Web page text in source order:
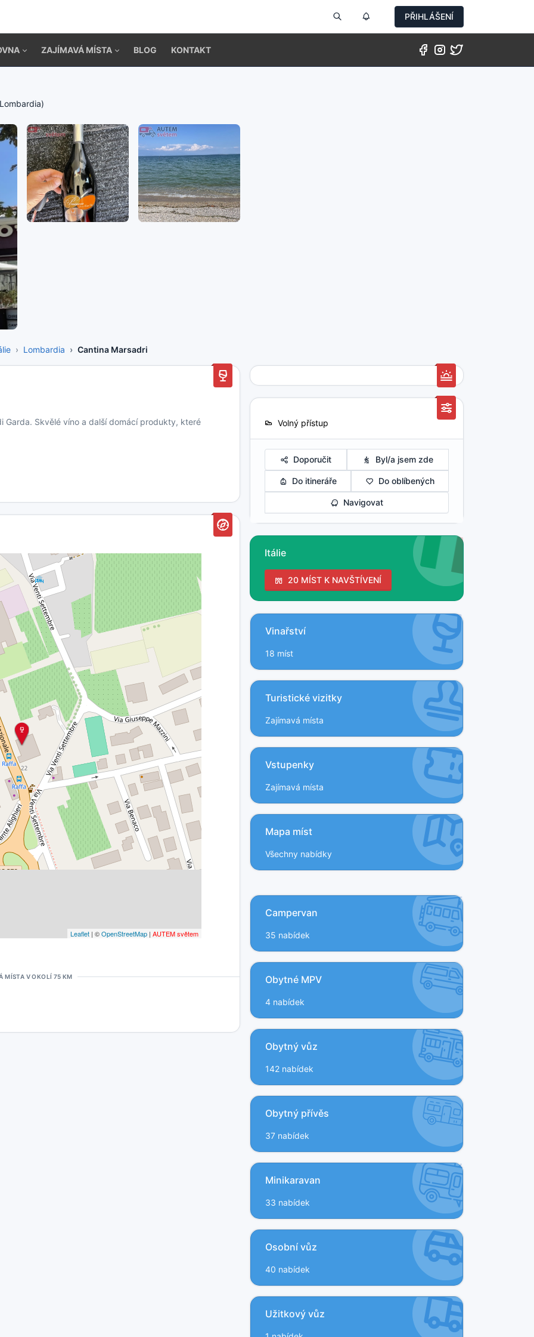
PŘIHLÁŠENÍ
ZAJÍMAVÁ MÍSTA BLOG KONTAKT
Lombardia Cantina Marsadri
Garda. Skvělé víno a další domácí produkty, které
Leaflet | ©OpenStreetMap |AUTEM světem
MÍSTA V OKOLÍ 75 KM
Volný přístup
Doporučit Byl/a jsem zde
Do itineráře Do oblíbených
Navigovat
Itálie
20 MÍST K NAVŠTÍVENÍ
Vinařství
18 míst
Turistické vizitky
Zajímavá místa
Vstupenky
Zajímavá místa
Mapa míst
Všechny nabídky
Campervan
35 nabídek
Obytné MPV
4 nabídek
Obytný vůz
142 nabídek
Obytný přívěs
37 nabídek
Minikaravan
33 nabídek
Osobní vůz
40 nabídek
Užitkový vůz